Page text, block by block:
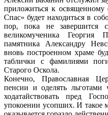
приложиться к освященному
Спас» будет находиться в
пор, пока не завершится
великомученика Георгия
памятника Александру
вновь построенном храме
таблички с фамилиями
Старого Оскола.
Конечно, Православная
пенсии и оделять льготами
ходатайствовать пред
упокоении усопших. И такое